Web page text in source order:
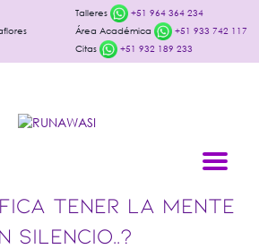
Talleres
+51 964 364 234
Área Académica
+51 933 742 117
Citas
+51 932 189 233
TENER LA MENTE
SILENCIO..?